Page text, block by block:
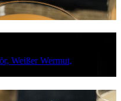
Weißer Wermut,